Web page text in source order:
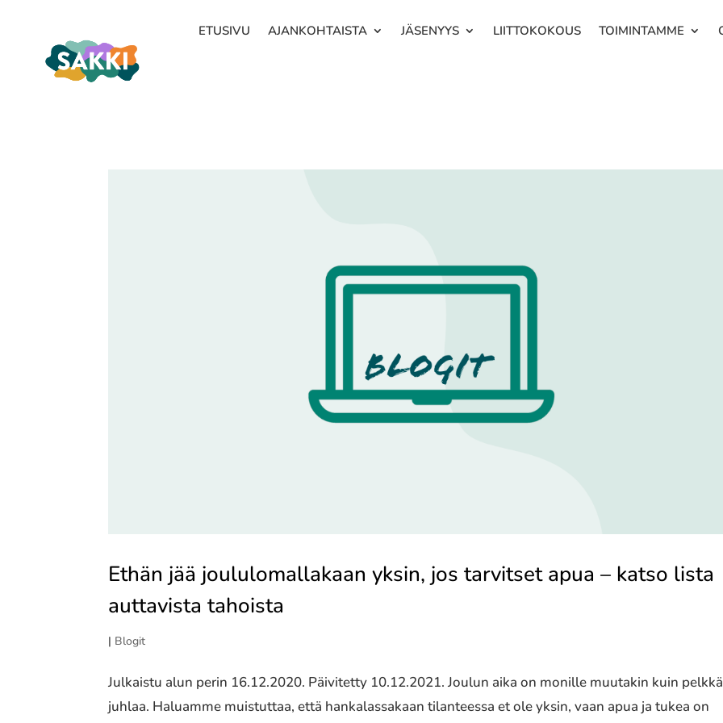
ETUSIVU AJANKOHTAISTA JÄSENYYS LIITTOKOKOUS TOIMINTAMME
Ethän jää joululomallakaan yksin, jos tarvitset apua – katso lista
auttavista tahoista
| Blogit
Julkaistu alun perin 16.12.2020. Päivitetty 10.12.2021. Joulun aika on monille muutakin kuin
juhlaa. Haluamme muistuttaa, että hankalassakaan tilanteessa et ole yksin, vaan apua ja tukea on